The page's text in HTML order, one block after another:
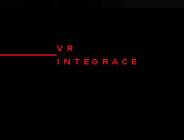
VR
INTEGRACE